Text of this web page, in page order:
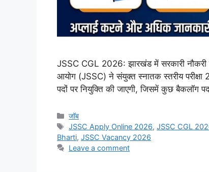
JSSC CGL 2026: झारखंड में सरकारी नौकरी
आयोग (JSSC) ने संयुक्त स्नातक स्तरीय
पदों पर नियुक्ति की जाएगी, जिसमें कुछ बैकलॉग
Categories
जॉब
Tags
JSSC Apply Online 2026,JSSC CGL
Bharti, JSSC Vacancy 2026
Leave a comment